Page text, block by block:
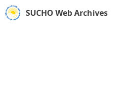
SUCHO Web Archives